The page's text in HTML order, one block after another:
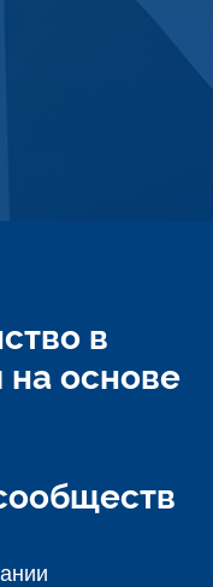
в
на основе